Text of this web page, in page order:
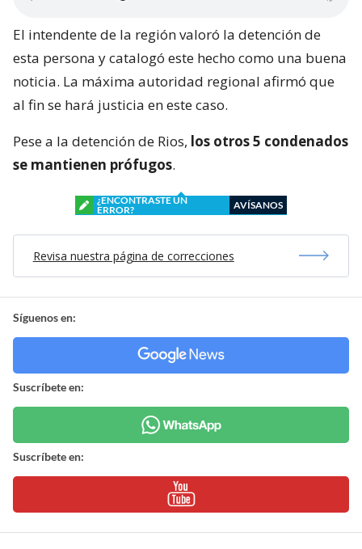
El intendente de la región valoró la detención de
esta persona y catalogó este hecho como una buena
noticia. La máxima autoridad regional afirmó que
al fin se hará justicia en este caso.
Pese a la detención de Rios, los otros 5 condenados
se mantienen prófugos.
¿ENCONTRASTE UN
ERROR?
AVÍSANOS
Revisa nuestra página de correcciones
Síguenos en:
Suscríbete en:
Suscríbete en: